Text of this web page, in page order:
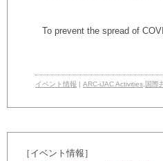
To prevent the spread of
イベント情報 | ARC-iJAC Activities 国際
［イベント情報］